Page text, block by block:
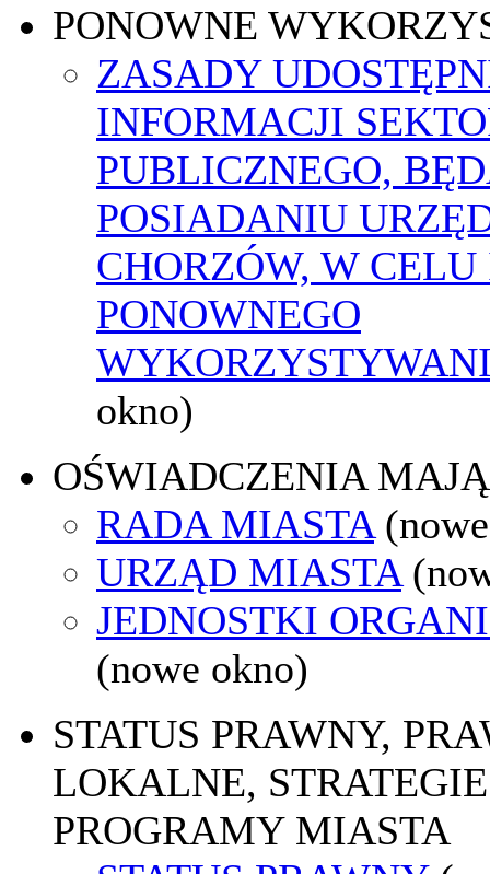
PONOWNE
ZASADY
INFORMACJI
PUBLICZNEGO,
POSIADANIU
CHORZÓW, W
PONOWNEGO
okno)
OŚWIADCZENIA
RADA MIASTA
URZĄD MIASTA
JEDNOSTKI
(nowe okno)
STATUS PRAWNY,
LOKALNE,
PROGRAMY MIASTA